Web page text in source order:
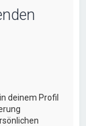
deinem Profil